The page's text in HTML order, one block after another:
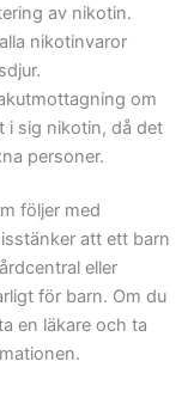
av nikotin.
nikotinvaror
om
i sig nikotin, då det
personer.
följer med
att ett barn
eller
för barn. Om du
en läkare och ta